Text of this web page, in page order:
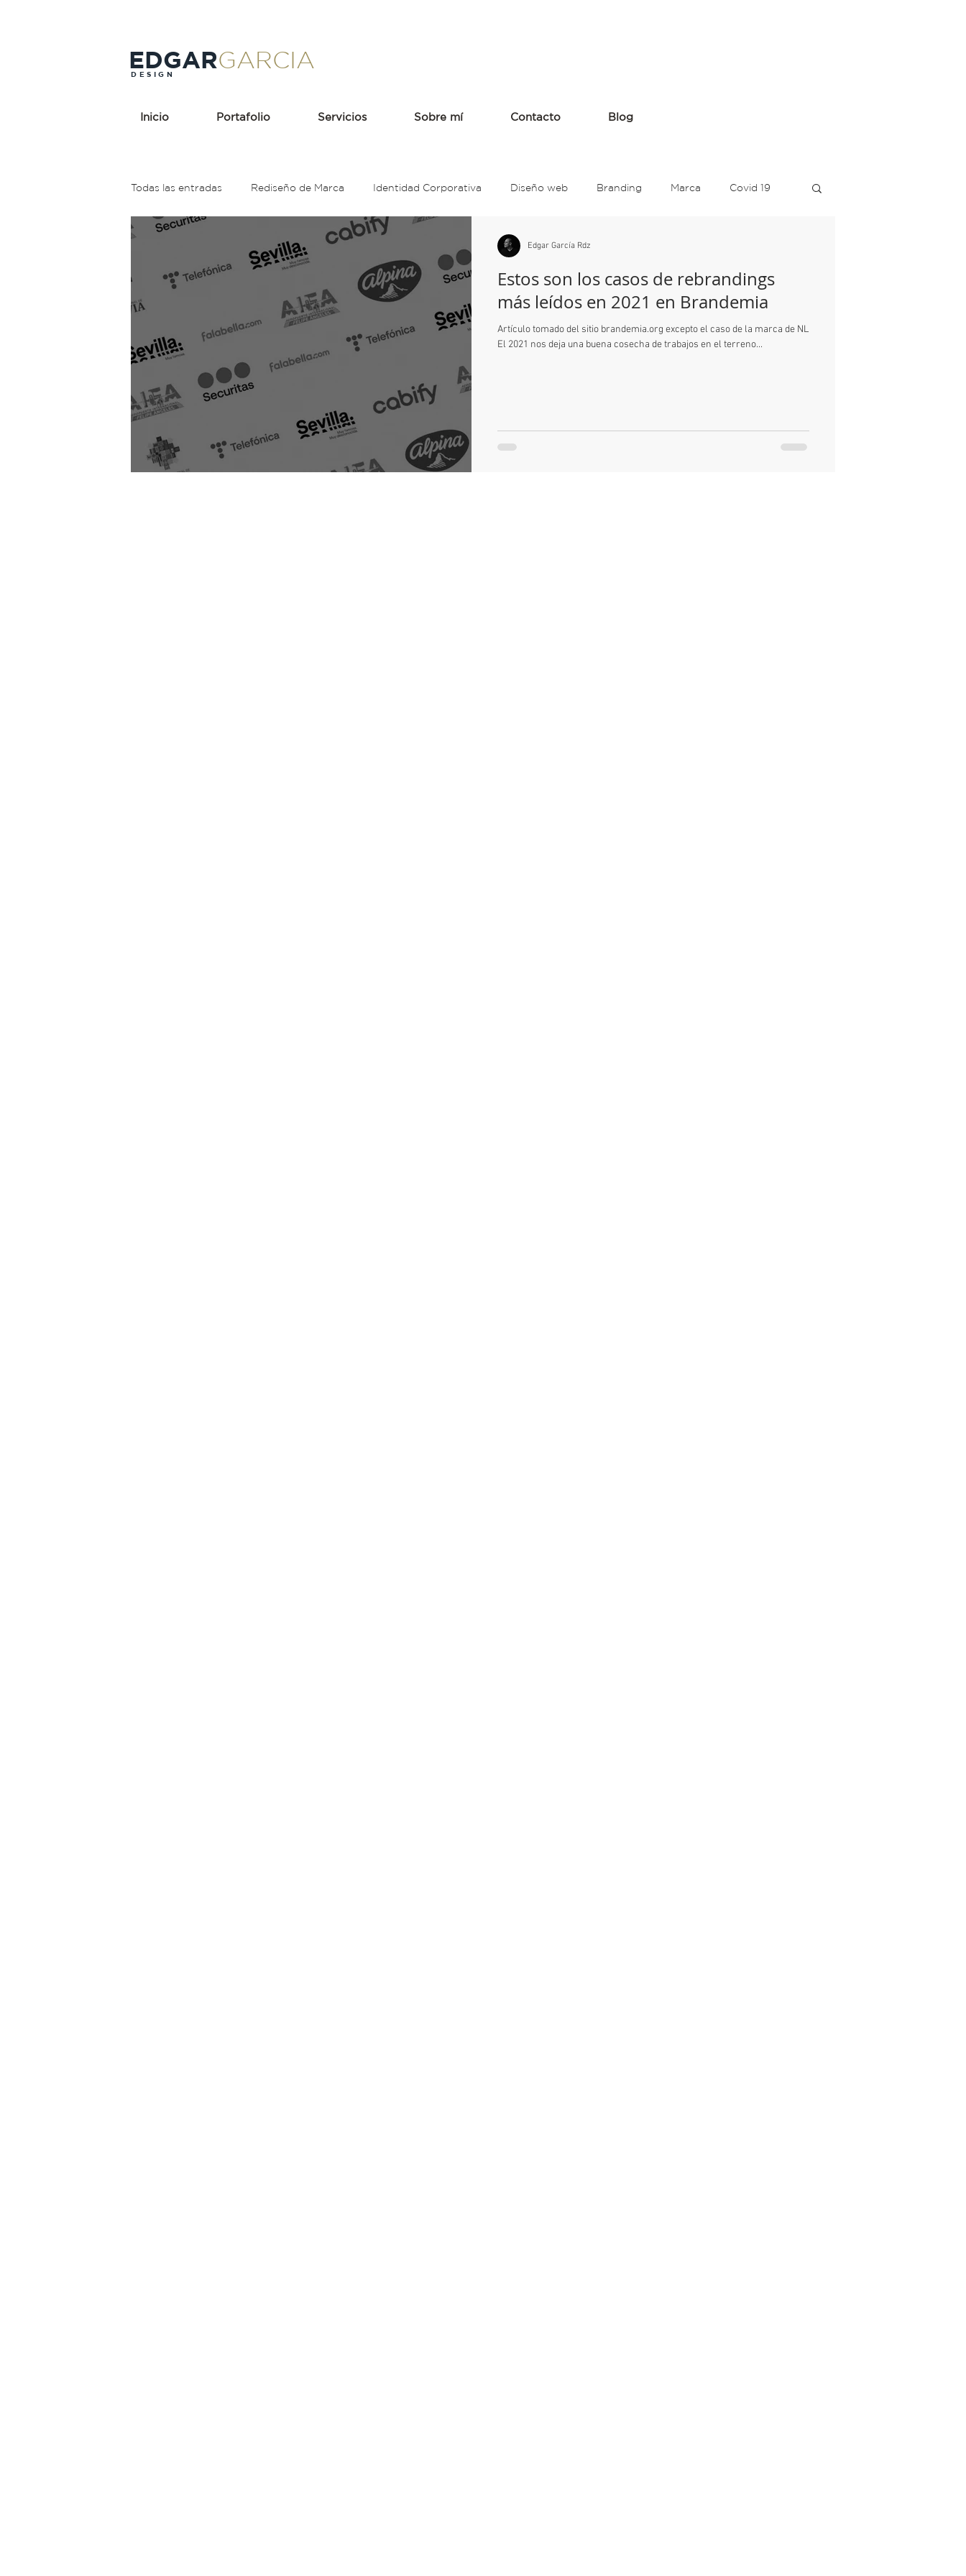
DESIGN
EDGARGARCIA
Inicio Portafolio Servicios Sobre mí Contacto Blog
Todas las entradas Rediseño de Marca Identidad Corporativa Diseño web Branding Marca Covid 19
Rebranding Nissan Auto intel
Teoría del color Psicología del color Colores Smuckers Google Verde
Pringles GM General Motors
Estos son los casos de rebrandings
más leídos en 2021 en Brandemia
Artículo tomado del sitio brandemia.org excepto el caso de la marca de NL
El 2021 nos deja una buena cosecha de trabajos en el terreno...
Edgar García Rdz